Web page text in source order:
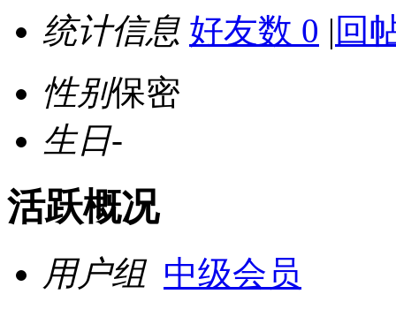
统计信息 好友数 0 | 回
性别保密
生日-
活跃概况
用户组 中级会员